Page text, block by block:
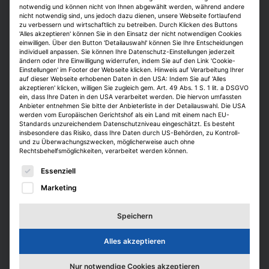
Studenten bei mehreren Personalberatern
holen, die einen Bewerbungsmappen-Check
anbieten.
Umfrage zur Joboffensive am 1. März
2010 gestartet
Wo in diesem Jahr die Studenten wieder am
liebsten ihre Bewerbungsmappe abgeben
würden, ist nur eine der Fragen der am 1.
März gestarteten Online-Umfrage unter
Studenten immobilienwirtschaftlicher
Fächer und Branchenunternehmen. Für die
Arbeitsmarktanalyse fragen wir nach den
der Studenten und stellen sie den
Anforderungskatalogen der Unternehmen
gegenüber. Ganz wichtig: In welchem
Segment wird welcher Abschluss wie hoch
notwendig und können nicht von Ihnen abgewählt werden, während andere
nicht notwendig sind, uns jedoch dazu dienen, unsere Webseite fortlaufend
zu verbessern und wirtschaftlich zu betreiben. Durch Klicken des Buttons
'Alles akzeptieren' können Sie in den Einsatz der nicht notwendigen Cookies
einwilligen. Über den Button 'Detailauswahl' können Sie Ihre Entscheidungen
individuell anpassen. Sie können Ihre Datenschutz-Einstellungen jederzeit
ändern oder Ihre Einwilligung widerrufen, indem Sie auf den Link 'Cookie-
Einstellungen' im Footer der Webseite klicken. Hinweis auf Verarbeitung Ihrer
auf dieser Webseite erhobenen Daten in den USA: Indem Sie auf 'Alles
akzeptieren' klicken, willigen Sie zugleich gem. Art. 49 Abs. 1 S. 1 lit. a DSGVO
ein, dass Ihre Daten in den USA verarbeitet werden. Die hiervon umfassten
Anbieter entnehmen Sie bitte der Anbieterliste in der Detailauswahl. Die USA
werden vom Europäischen Gerichtshof als ein Land mit einem nach EU-
Standards unzureichendem Datenschutzniveau eingeschätzt. Es besteht
insbesondere das Risiko, dass Ihre Daten durch US-Behörden, zu Kontroll-
und zu Überwachungszwecken, möglicherweise auch ohne
Rechtsbehelfsmöglichkeiten, verarbeitet werden können.
Es folgt eine Liste der Service-Gruppen, für die eine
Essenziell
Marketing
Speichern
Alles akzeptieren
Nur notwendige Cookies akzeptieren